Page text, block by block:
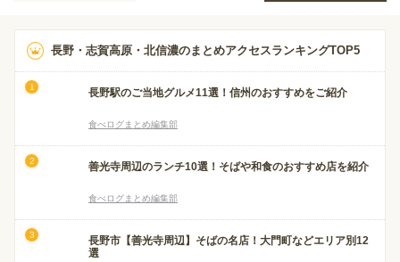
長野・志賀高原・北信濃のまとめアクセスランキングTOP5
長野駅のご当地グルメ11選！信州のおすすめをご紹介
食べログまとめ編集部
善光寺周辺のランチ10選！そばや和食のおすすめ店を紹介
食べログまとめ編集部
長野市【善光寺周辺】そばの名店！大門町などエリア別12
選